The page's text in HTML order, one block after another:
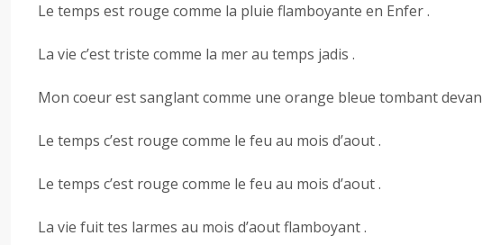
Le temps est rouge comme la pluie flamboyante en Enfer .
La vie c’est triste comme la mer au temps jadis .
Mon coeur est sanglant comme une orange bleue tombant
Le temps c’est rouge comme le feu au mois d’aout .
Le temps c’est rouge comme le feu au mois d’aout .
La vie fuit tes larmes au mois d’aout flamboyant .